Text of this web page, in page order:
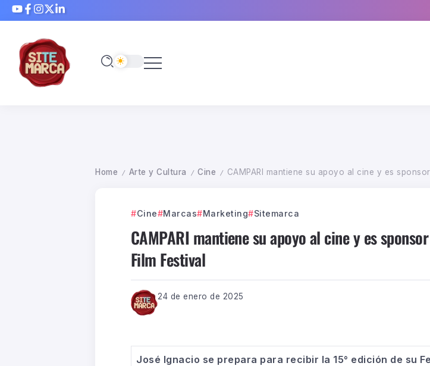
Home / Arte y Cultura / Cine / CAMPARI mantiene su apoyo al cine y es
Cine Marcas Marketing Sitemarca
CAMPARI mantiene su apoyo al cine y es
Film Festival
24 de enero de 2025
José Ignacio se prepara para recibir la 15° edición de su